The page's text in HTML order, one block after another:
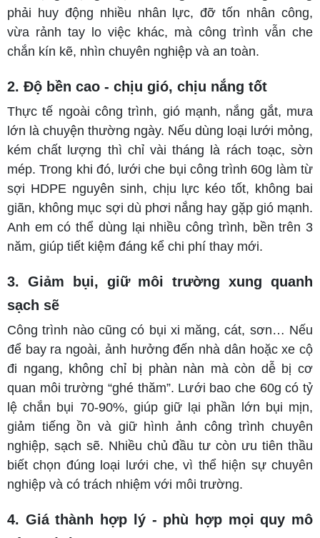
phải huy động nhiều nhân lực, đỡ tốn nhân công,
vừa rảnh tay lo việc khác, mà công trình vẫn che
chắn kín kẽ, nhìn chuyên nghiệp và an toàn.
2. Độ bền cao - chịu gió, chịu nắng tốt
Thực tế ngoài công trình, gió mạnh, nắng gắt, mưa
lớn là chuyện thường ngày. Nếu dùng loại lưới mỏng,
kém chất lượng thì chỉ vài tháng là rách toạc, sờn
mép. Trong khi đó, lưới che bụi công trình 60g làm từ
sợi HDPE nguyên sinh, chịu lực kéo tốt, không bai
giãn, không mục sợi dù phơi nắng hay gặp gió mạnh.
Anh em có thể dùng lại nhiều công trình, bền trên 3
năm, giúp tiết kiệm đáng kể chi phí thay mới.
3. Giảm bụi, giữ môi trường xung quanh
sạch sẽ
Công trình nào cũng có bụi xi măng, cát, sơn… Nếu
để bay ra ngoài, ảnh hưởng đến nhà dân hoặc xe cộ
đi ngang, không chỉ bị phàn nàn mà còn dễ bị cơ
quan môi trường “ghé thăm”. Lưới bao che 60g có tỷ
lệ chắn bụi 70-90%, giúp giữ lại phần lớn bụi mịn,
giảm tiếng ồn và giữ hình ảnh công trình chuyên
nghiệp, sạch sẽ. Nhiều chủ đầu tư còn ưu tiên thầu
biết chọn đúng loại lưới che, vì thể hiện sự chuyên
nghiệp và có trách nhiệm với môi trường.
4. Giá thành hợp lý - phù hợp mọi quy mô